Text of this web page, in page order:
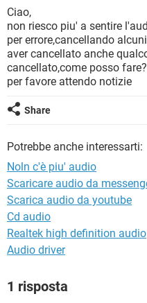
HARDWARE
INSTAGRAM
TIKTOK
HARDWARE
iOS
INSTAGRAM
TIKTOK
HARDWARE
COVID-19
INTRATTENIMENTO
iOS
INSTAGRAM
TIKTOK
Ciao,
non riesco piu' a sentire
per errore,cancellando
aver cancellato anche
cancellato,come posso fare?
per favore attendo notizie
Share
Potrebbe anche interessarti:
Noln c'è piu' audio
Scaricare audio da
Scarica audio da youtube
Cd audio
Realtek high definition audio
Audio driver
1 risposta